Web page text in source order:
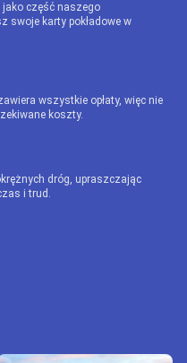
jako część naszego
swoje karty pokładowe w
wszystkie opłaty, więc nie
koszty.
dróg, upraszczając
i trud.